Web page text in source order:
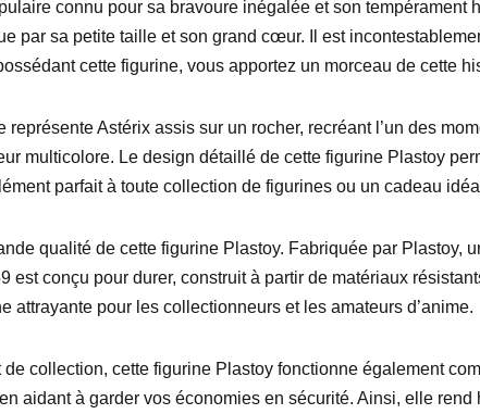
connu pour sa bravoure inégalée et son
par sa petite taille et son grand cœur. Il est
cette figurine, vous apportez un morceau de cette
représente Astérix assis sur un rocher, recréant l’un des
multicolore. Le design détaillé de cette figurine Plastoy
parfait à toute collection de figurines ou un cadeau
qualité de cette figurine Plastoy. Fabriquée par Plastoy,
est conçu pour durer, construit à partir de matériaux
attrayante pour les collectionneurs et les amateurs d’anime.
de collection, cette figurine Plastoy fonctionne également
aidant à garder vos économies en sécurité. Ainsi, elle